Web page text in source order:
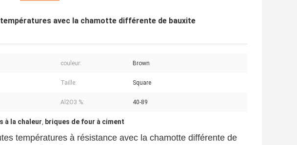
avec la chamotte différente de bauxite
couleur: Brown
Taille: Square
Al2O3 %: 40-89
à la chaleur, briques de four à ciment
températures à résistance avec la chamotte différente de